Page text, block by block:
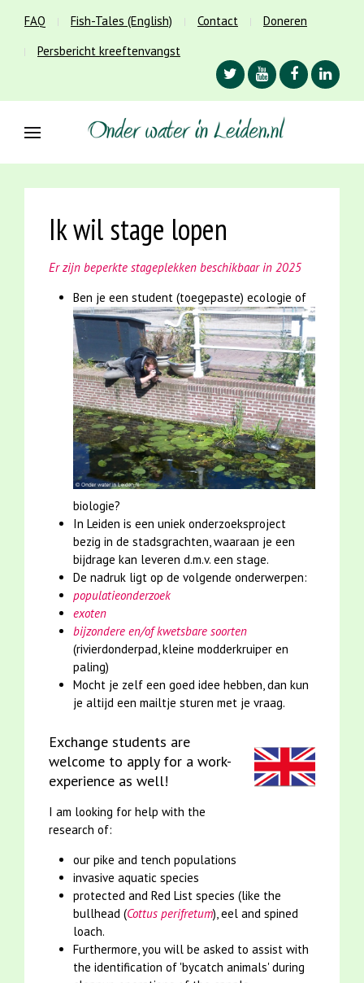
FAQ Fish-Tales (English) Contact
Doneren
Persbericht kreeftenvangst
Ik wil stage lopen
Er zijn beperkte stageplekken beschikbaar in 2025
Ben je een student (toegepaste) ecologie of
biologie?
In Leiden is een uniek onderzoeksproject
bezig in de stadsgrachten, waaraan je een
bijdrage kan leveren d.m.v. een stage.
De nadruk ligt op de volgende onderwerpen:
populatieonderzoek
exoten
bijzondere en/of kwetsbare soorten
(rivierdonderpad, kleine modderkruiper en
paling)
Mocht je zelf een goed idee hebben, dan kun
je altijd een mailtje sturen met je vraag.
Exchange students are
welcome to apply for a work-
experience as well!
I am looking for help with the
research of:
our pike and tench populations
invasive aquatic species
protected and Red List species (like the
bullhead (Cottus perifretum), eel and spined
loach.
Furthermore, you will be asked to assist with
the identification of 'bycatch animals' during